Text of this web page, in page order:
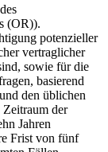
(OR)).
potenzieller
vertraglicher
sowie für die
basierend
den üblichen
der
Jahren
Frist von fünf